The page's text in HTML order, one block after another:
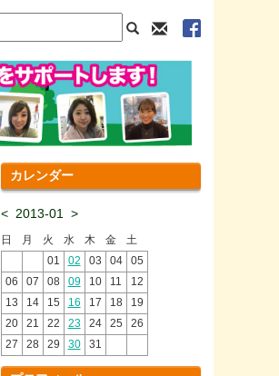
カレンダー
< 2013-01 >
日 月 火 水 木 金
土
01
02 03 04
05
06
07 08 09 10 11
12
13
14 15 16 17 18
19
20
21 22 23 24 25
26
27
28 29 30 31